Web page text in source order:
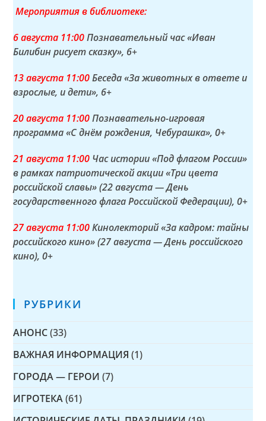
Мероприятия в библиотеке:
6 августа 11:00Познавательный час «Иван
Билибин рисует сказку», 6+
13 августа 11:00Беседа «За животных в ответе и
взрослые, и дети», 6+
20 августа 11:00Познавательно-игровая
программа «С днём рождения, Чебурашка», 0+
21 августа 11:00 Час истории «Под флагом России»
в рамках патриотической акции «Три цвета
российской славы» (22 августа — День
государственного флага Российской Федерации), 0+
27 августа 11:00Кинолекторий «За кадром: тайны
российского кино» (27 августа — День российского
кино), 0+
РУБРИКИ
АНОНС (33)
ВАЖНАЯ ИНФОРМАЦИЯ (1)
ГОРОДА — ГЕРОИ (7)
ИГРОТЕКА (61)